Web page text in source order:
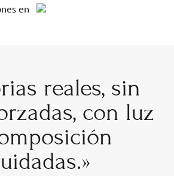
en
reales, sin
con luz